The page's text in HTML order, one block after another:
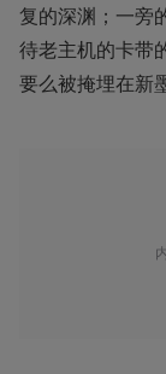
复的深渊；一旁
待老主机的卡带
要么被掩埋在新